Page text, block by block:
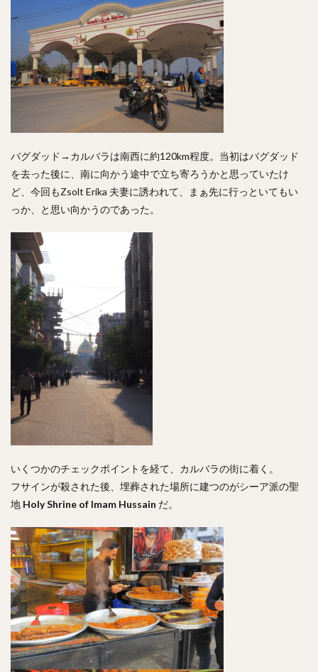
バグダッド→カルバラは南西に約120km程度。当初はバグダッド
を去った後に、南に向かう途中で立ち寄ろうかと思っていたけ
ど、今回もZsolt Erika 夫妻に誘われて、まぁ先に行っといてもい
っか、と思い向かうのであった。
いくつかのチェックポイントを経て、カルバラの街に着く。
フサインが殺された後、埋葬された場所に建つのがシーア派の聖
地 Holy Shrine of Imam Hussain だ。